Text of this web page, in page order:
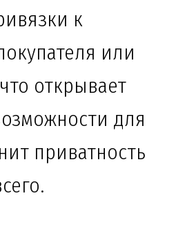
к
или
открывает
для
приватность